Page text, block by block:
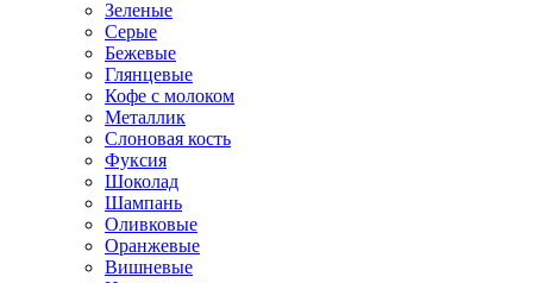
Зеленые
Серые
Бежевые
Глянцевые
Кофе с молоком
Металлик
Слоновая кость
Фуксия
Шоколад
Шампань
Оливковые
Оранжевые
Вишневые